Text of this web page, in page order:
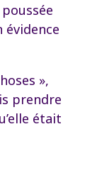
évidence
»,
prendre
était